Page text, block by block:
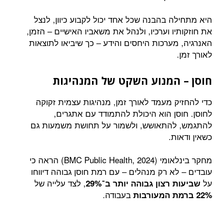
היא מתחילה בהבנה שכל אחד יכול לקבוע כיוון, לנצל
את חוזקותיו וערכיו, ולנהל את משאביו האישיים – הזמן,
האנרגיה, מערכות היחסים והידע – כך שיביאו לתוצאות
לאורך זמן.
חוסן – המנוע השקט של המנהיגות
כדי להחזיק מעמד לאורך זמן, מנהיגות עצמית זקוקה
לחוסן. חוסן הוא היכולת להתמודד עם אתגרים,
להתגמש, להתאושש, ולשמור על תחושת משמעות גם
כשאין ודאות.
מחקר בינלאומי (BMC Public Health, 2024) הראה כי
עובדים – לא רק מנהלים – עם רמת חוסן גבוהה דיווחו
על שביעות רצון גבוהה יותר ב־29% , לצד עלייה של
22% ברמת המעורבות בעבודה.